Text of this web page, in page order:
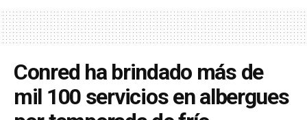
Conred ha brindado más de
mil 100 servicios en albergues